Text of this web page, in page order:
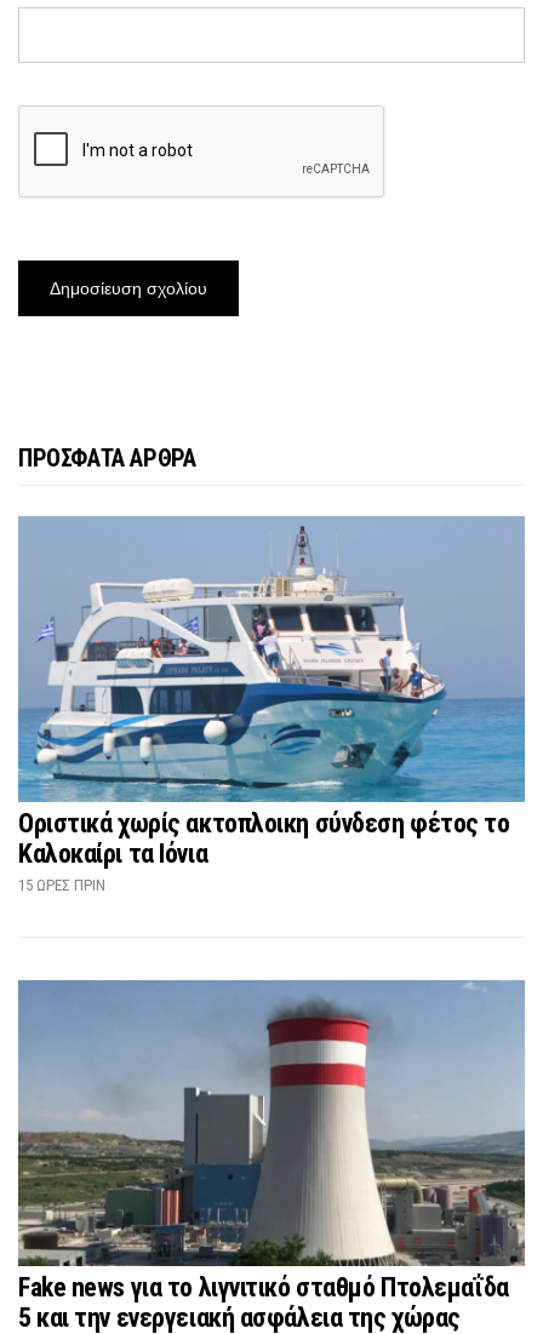
ΠΡΟΣΦΑΤΑ ΑΡΘΡΑ
Οριστικά χωρίς ακτοπλοικη σύνδεση φέτος το
Καλοκαίρι τα Ιόνια
15 ΏΡΕΣ ΠΡΙΝ
Fake news για το λιγνιτικό σταθμό Πτολεμαΐδα
5 και την ενεργειακή ασφάλεια της χώρας